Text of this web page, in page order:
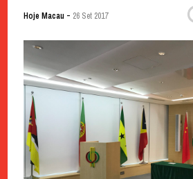
Hoje Macau - 26 Set 2017